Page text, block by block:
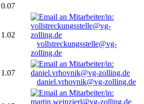
0.07
1.02
vollstreckungsstelle@vg-
zolling.de
1.07
daniel.vrhovnik@vg-zolling.de